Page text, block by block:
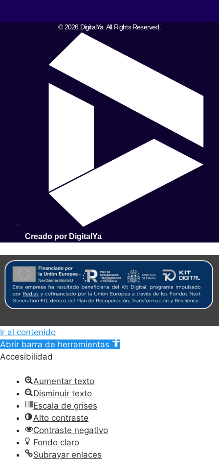
© 2026 DigitalYa. All Rights Reserved.
Creado por DigitalYa
Ir al contenido
Abrir barra de herramientas
Accesibilidad
Aumentar texto
Disminuir texto
Escala de grises
Alto contraste
Contraste negativo
Fondo claro
Subrayar enlaces